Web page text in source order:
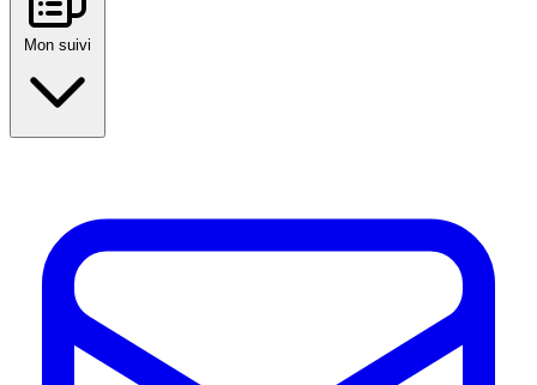
Mon suivi